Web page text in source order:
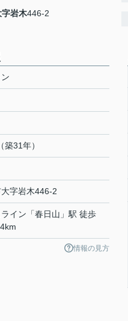
字岩木446-2
31年）
大字岩木446-2
イン 「春日山 」駅 徒歩
情報の見方